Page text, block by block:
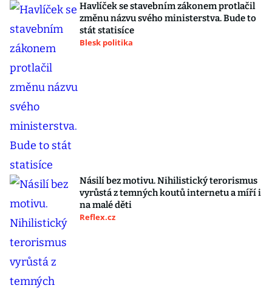
Havlíček se stavebním zákonem protlačil
změnu názvu svého ministerstva. Bude to
stát statisíce
Blesk politika
Násilí bez motivu. Nihilistický terorismus
vyrůstá z temných koutů internetu a míří i
na malé děti
Reflex.cz